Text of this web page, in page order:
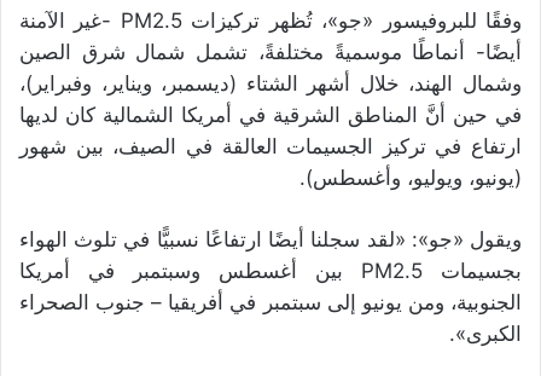
وفقًا للبروفيسور «جو»، تُظهر تركيزات PM2.5 -غير الآمنة
أيضًا- أنماطًا موسميةً مختلفةً، تشمل شمال شرق الصين
وشمال الهند، خلال أشهر الشتاء (ديسمبر، ويناير، وفبراير)،
في حين أنَّ المناطق الشرقية في أمريكا الشمالية كان لديها
ارتفاع في تركيز الجسيمات العالقة في الصيف، بين شهور
(يونيو، ويوليو، وأغسطس).
ويقول «جو»: «لقد سجلنا أيضًا ارتفاعًا نسبيًّا في تلوث الهواء
بجسيمات PM2.5 بين أغسطس وسبتمبر في أمريكا
الجنوبية، ومن يونيو إلى سبتمبر في أفريقيا – جنوب الصحراء
الكبرى».